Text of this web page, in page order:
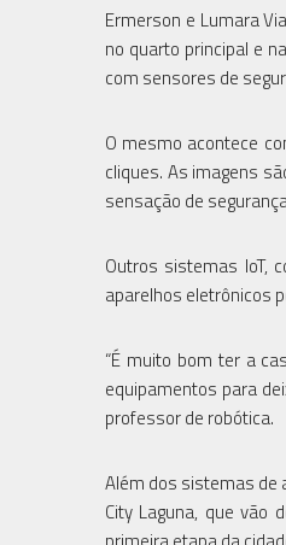
Ermerson e Lumara
no quarto principal e
com sensores de
O mesmo acontece
cliques. As imagens
sensação de
Outros sistemas IoT,
aparelhos eletrônicos
“É muito bom ter a
equipamentos para
professor de robótica.
Além dos sistemas de
City Laguna, que vão